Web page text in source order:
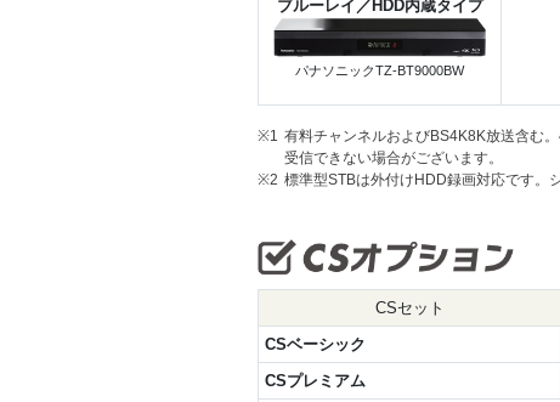
ブルーレイ／HDD内蔵タイプ
パナソニックTZ-BT9000BW
※1 有料チャンネルおよびBS4K8K放送含む
受信できない場合がございます。
※2 標準型STBは外付けHDD録画対応です。
CSセット
CSベーシック
CSプレミアム